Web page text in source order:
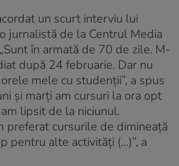
un scurt interviu lui
jurnalistă de la Centrul Media
în armată de 70 de zile. M-
după 24 februarie. Dar nu
mele cu studenții”, a spus
și marți am cursuri la ora opt
lipsit de la niciunul.
preferat cursurile de dimineață
pentru alte activități (…)”, a